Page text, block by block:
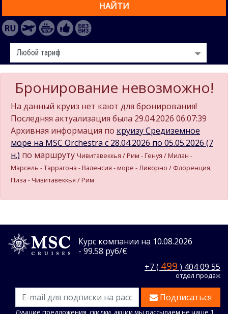
НАЙТИ
Бронирование невозможно!
На данный круиз нет кают для бронирования!
Последняя актуализация была 29.04.2026 06:07:39
Архивная информация по круизу Средиземное
море на MSC Orchestra c 28.04.2026 по 05.05.2026 (7
н.) по маршруту Чивитавеккья / Рим - Генуя / Милан -
Марсель - Таррагона - Валенсия - море - Ливорно / Флоренция,
Пиза - Чивитавеккья / Рим
Курс компании на 10.08.2026
- 99.58 руб/€
+7 ( 499 ) 404 09 55
отдел продаж
Подписаться
Лучшие предложения, скидки, акции мы рассылаем не чаще 1